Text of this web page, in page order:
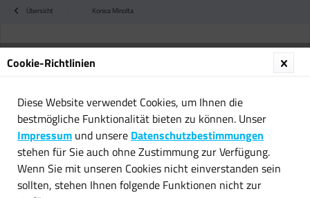
Übersicht Konica Minolta
Cookie-Richtlinien
Diese Website verwendet Cookies, um Ihnen die
bestmögliche Funktionalität bieten zu können. Unser
Impressum und unsere Datenschutzbestimmungen
stehen für Sie auch ohne Zustimmung zur Verfügung.
Wenn Sie mit unseren Cookies nicht einverstanden sein
sollten, stehen Ihnen folgende Funktionen nicht zur